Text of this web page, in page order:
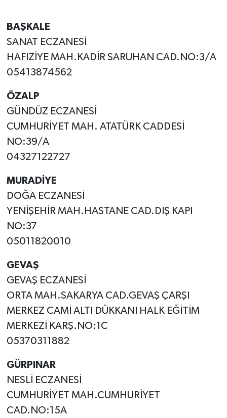
BAŞKALE
SANAT ECZANESİ
HAFIZİYE MAH.KADİR SARUHAN CAD.NO:3/A
05413874562
ÖZALP
GÜNDÜZ ECZANESİ
CUMHURİYET MAH. ATATÜRK CADDESİ
NO:39/A
04327122727
MURADİYE
DOĞA ECZANESİ
YENİŞEHİR MAH.HASTANE CAD.DIŞ KAPI
NO:37
05011820010
GEVAŞ
GEVAŞ ECZANESİ
ORTA MAH.SAKARYA CAD.GEVAŞ ÇARŞI
MERKEZ CAMİ ALTI DÜKKANI HALK EĞİTİM
MERKEZİ KARŞ.NO:1C
05370311882
GÜRPINAR
NESLİ ECZANESİ
CUMHURİYET MAH.CUMHURİYET
CAD.NO:15A